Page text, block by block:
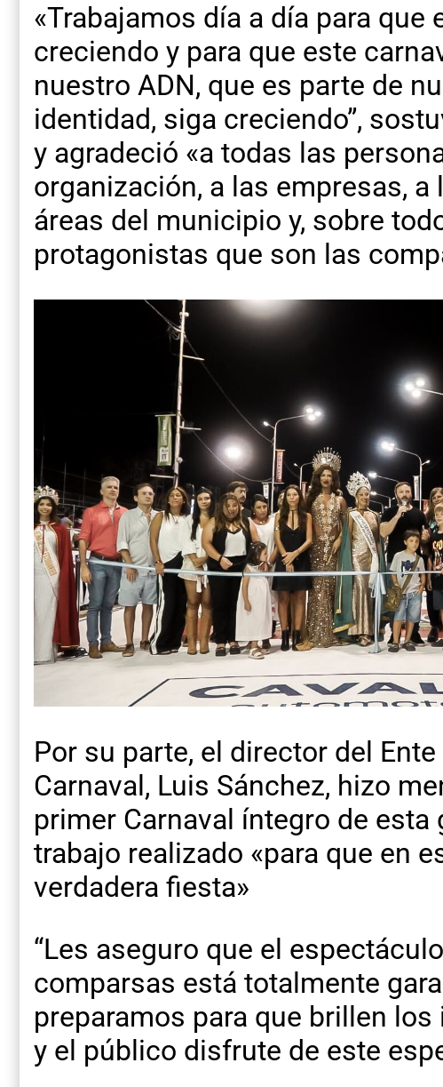
«Trabajamos día a día para que
creciendo y para que este
nuestro ADN, que es parte de
identidad, siga creciendo”,
y agradeció «a todas las
organización, a las empresas,
áreas del municipio y, sobre
protagonistas que son las
Por su parte, el director del
Carnaval, Luis Sánchez, hizo
primer Carnaval íntegro de esta
trabajo realizado «para que en
verdadera fiesta»
“Les aseguro que el
comparsas está totalmente
preparamos para que brillen
y el público disfrute de este